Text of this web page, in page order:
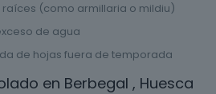
raíces (como armillaria o mildiu)
de agua
de hojas fuera de temporada
en Berbegal , Huesca